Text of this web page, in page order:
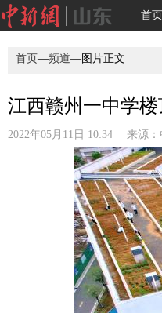
首页
首页—频道—图片正文
江西赣州一中学
2022年05月11日 10:34 来源：